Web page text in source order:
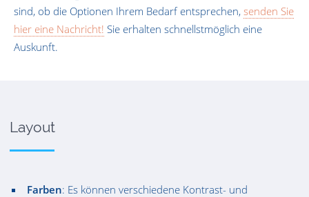
sind, ob die Optionen Ihrem Bedarf entsprechen, senden Sie
hier eine Nachricht! Sie erhalten schnellstmöglich eine
Auskunft.
Layout
Farben: Es können verschiedene Kontrast- und